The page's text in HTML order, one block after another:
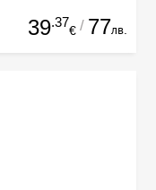
39.37
€ / 77лв.